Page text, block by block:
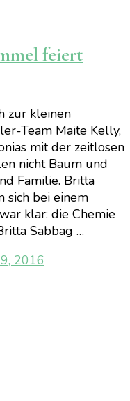
feiert
zur kleinen
Team Maite Kelly,
mit der zeitlosen
nicht Baum und
Familie. Britta
sich bei einem
klar: die Chemie
Sabbag …
2016